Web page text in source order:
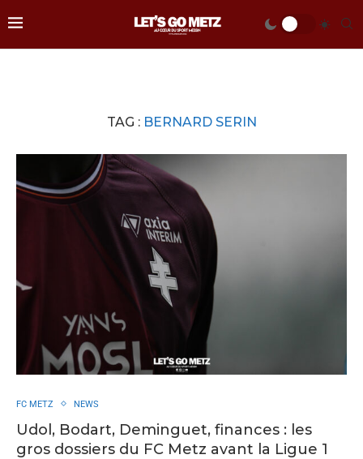
TAG : BERNARD SERIN
FC METZ NEWS
Udol, Bodart, Deminguet, finances : les
gros dossiers du FC Metz avant la Ligue 1